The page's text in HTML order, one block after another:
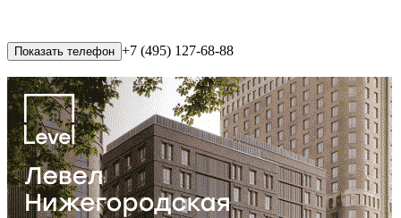
Показать телефон +7 (495) 127-68-88